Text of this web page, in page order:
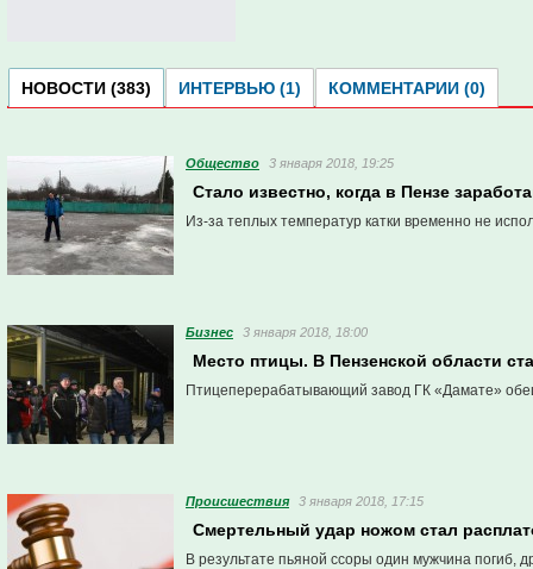
НОВОСТИ (383) ИНТЕРВЬЮ (1) КОММЕНТАРИИ (0)
Общество 3 января 2018, 19:25
Стало известно, когда в Пензе
Из-за теплых температур катки временно не
Бизнес 3 января 2018, 18:00
Место птицы. В Пензенской области
Птицеперерабатывающий завод ГК «Дамате»
Проиcшествия 3 января 2018, 17:15
Смертельный удар ножом стал
В результате пьяной ссоры один мужчина погиб,